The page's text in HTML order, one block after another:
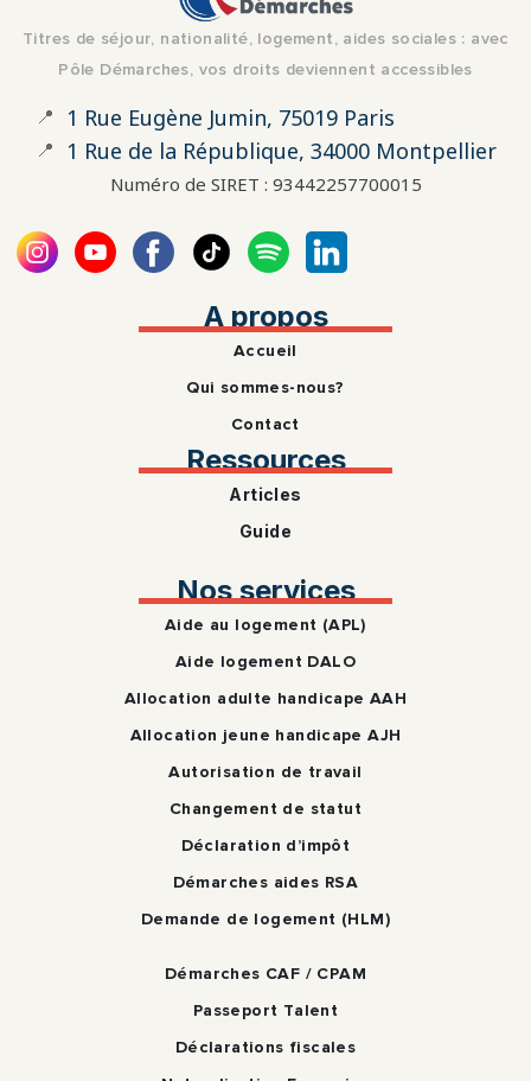
Titres de séjour, nationalité, logement, aides sociales : avec
Pôle Démarches, vos droits deviennent accessibles
📍 1 Rue Eugène Jumin, 75019 Paris
📍 1 Rue de la République, 34000 Montpellier
Numéro de SIRET : 93442257700015
A propos
Accueil
Qui sommes-nous?
Contact
Ressources
Articles
Guide
Nos services
Aide au logement (APL)
Aide logement DALO
Allocation adulte handicape AAH
Allocation jeune handicape AJH
Autorisation de travail
Changement de statut
Déclaration d’impôt
Démarches aides RSA
Demande de logement (HLM)
Démarches CAF / CPAM
Passeport Talent
Déclarations fiscales